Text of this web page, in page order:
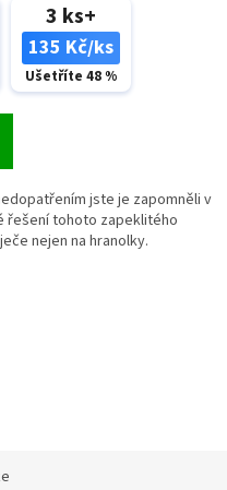
3 ks+
135 Kč/ks
Ušetříte 48 %
jste je zapomněli v
řešení tohoto zapeklitého
nejen na hranolky.